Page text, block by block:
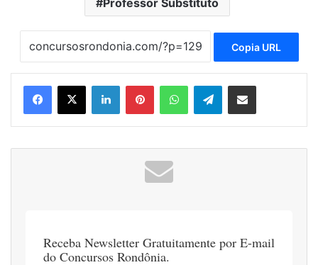
Copia URL
LinkedinPinterestWhatsAppTelegramCompartilhar via e-mail